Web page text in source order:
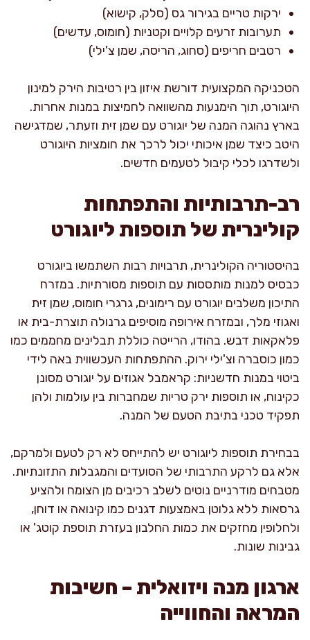
ירקות טריים בגירור גס (סלק, קישוא)
תערובות זרעים קלויים וקטניות (חומוס, עדשים)
רטבים חריפים (סחוג, הריסה, שמן צ'ילי)
הטכניקה המקצועית דורשת איזון בין רטיבות הירק למינון
היוגורט, תוך הימנעות מהשוואה לחמיצות במנות אחרות.
בארץ נהוגה המנה של יוגורט עם שמן זית וזעתר, שמדגישה
היטב כיצד שמן איכותי יכול לרכך את חומציות היוגורט
ולשדרגו לכלי קיבול לטעמים חדשים.
רב-תרבותיות והתפתחות
קולינרית של תוספות ליוגורט
בהיסטוריה הקולינרית, תרבויות רבות השתמשו ביוגורט
כבסיס למנות מותססות עם תוספות מסורתיות. במזרח
התיכון משלבים יוגורט עם רימונים, גרגרי חומוס, שמן זית
ואגוזי מלך, ובמזרח אירופה מוסיפים גרנולה תוצרת-בית או
פלאקאות דבש. בהודו, הרייטה כוללת תבלינים מחממים כמו
כמון כוסברה וצ'ילי ירוק. ההתפתחות העכשווית באה לידי
ביטוי במנות חדשניות: קראמבל אגוזים על יוגורט מסונן
כקינוח, או תוספות ירק טריות שמחברות בין עולמות ולהן
תפקיד טכני בתיבת הטעם של המנה.
בבחירת תוספות ליוגורט יש להתייחס לא רק לטעם ולמרקם,
אלא גם לרקע התרבותי של הסועדים והמגבלות התזונתיות.
מטבחים מודרניים נוטים לשלב רכיבים מן הצומח ולהציע
גרסאות ללא גלוטן באמצעות דגנים כמו קינואה או דוחן,
ולחלופין מחזקים את כמות החלבון בעזרת תוספת קוטג' או
גבינות שונות.
ארגון מנה ויזואלית – חשיבות
המראה והחווייה